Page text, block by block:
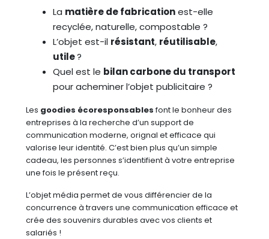
La matière de fabricationest-elle
recyclée, naturelle, compostable ?
L’objet est-il résistant, réutilisable,
utile?
Quel est le bilan carbone du transport
pour acheminer l’objet publicitaire ?
Les goodies écoresponsablesfont le bonheur des
entreprises à la recherche d’un support de
communication moderne, orignal et efficace qui
valorise leur identité. C’est bien plus qu’un simple
cadeau, les personnes s’identifient à votre entreprise
une fois le présent reçu.
L’objet média permet de vous différencier de la
concurrence à travers une communication efficace et
crée des souvenirs durables avec vos clients et
salariés !